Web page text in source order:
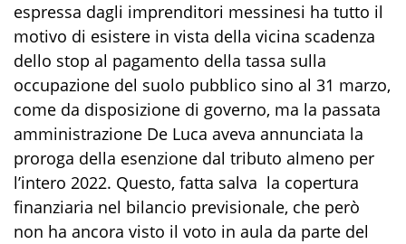
espressa dagli imprenditori messinesi ha tutto il
motivo di esistere in vista della vicina scadenza
dello stop al pagamento della tassa sulla
occupazione del suolo pubblico sino al 31 marzo,
come da disposizione di governo, ma la passata
amministrazione De Luca aveva annunciata la
proroga della esenzione dal tributo almeno per
l’intero 2022. Questo, fatta salva la copertura
finanziaria nel bilancio previsionale, che però
non ha ancora visto il voto in aula da parte del